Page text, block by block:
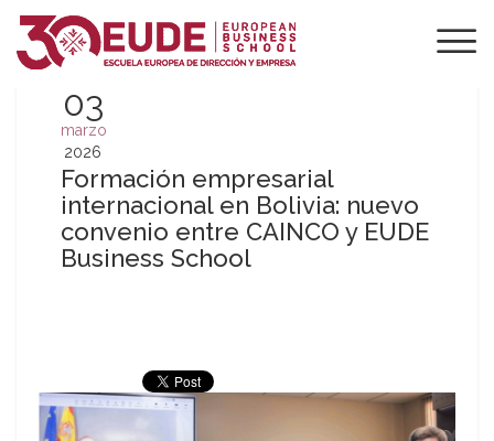
03
marzo
2026
Formación empresarial
internacional en Bolivia: nuevo
convenio entre CAINCO y EUDE
Business School